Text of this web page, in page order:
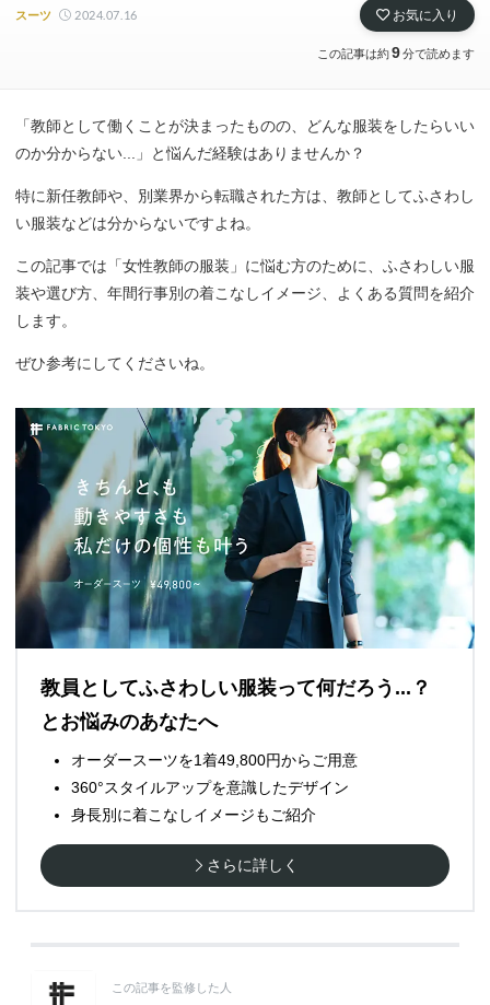
スーツ 2024.07.16 お気に入り
この記事は約9分で読めます
「教師として働くことが決まったものの、どんな服装をしたらいい
のか分からない...」と悩んだ経験はありませんか？
特に新任教師や、別業界から転職された方は、教師としてふさわし
い服装などは分からないですよね。
この記事では「女性教師の服装」に悩む方のために、ふさわしい服
装や選び方、年間行事別の着こなしイメージ、よくある質問を紹介
します。
ぜひ参考にしてくださいね。
教員としてふさわしい服装って何だろう...？
とお悩みのあなたへ
オーダースーツを1着49,800円からご用意
360°スタイルアップを意識したデザイン
身長別に着こなしイメージもご紹介
さらに詳しく
この記事を監修した人